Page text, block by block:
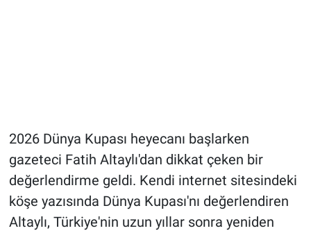
2026 Dünya Kupası heyecanı başlarken
gazeteci Fatih Altaylı'dan dikkat çeken bir
değerlendirme geldi. Kendi internet sitesindeki
köşe yazısında Dünya Kupası'nı değerlendiren
Altaylı, Türkiye'nin uzun yıllar sonra yeniden